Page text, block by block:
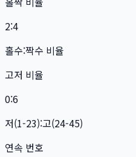
2:4
홀수:짝수 비율
고저 비율
0:6
저(1-23):고(24-45)
연속 번호